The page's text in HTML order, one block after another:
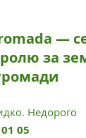
—
за
Недорого
05